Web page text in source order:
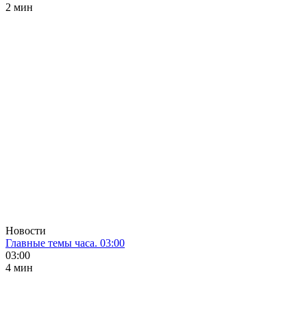
2 мин
Новости
Главные темы часа. 03:00
03:00
4 мин